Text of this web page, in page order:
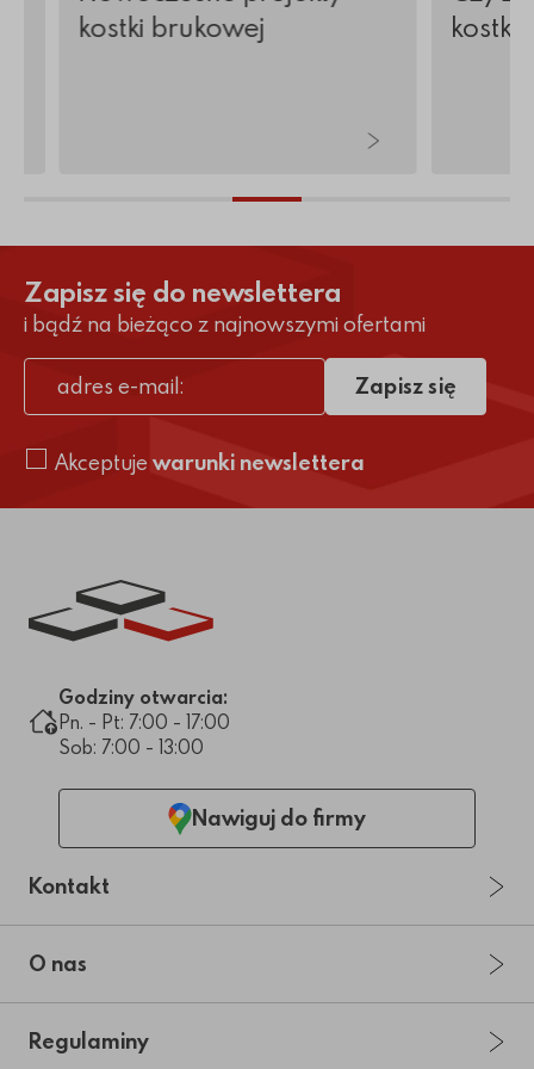
kostki brukowej
Zapisz się do newslettera
i bądź na bieżąco z najnowszymi ofertami
adres e-mail
Akceptuje warunki newslettera
Zapisz się
Link do strony głównej
Godziny otwarcia:
Pn. - Pt: 7:00 - 17:00
Sob: 7:00 - 13:00
Nawiguj do firmy
Kontakt
O nas
Regulaminy